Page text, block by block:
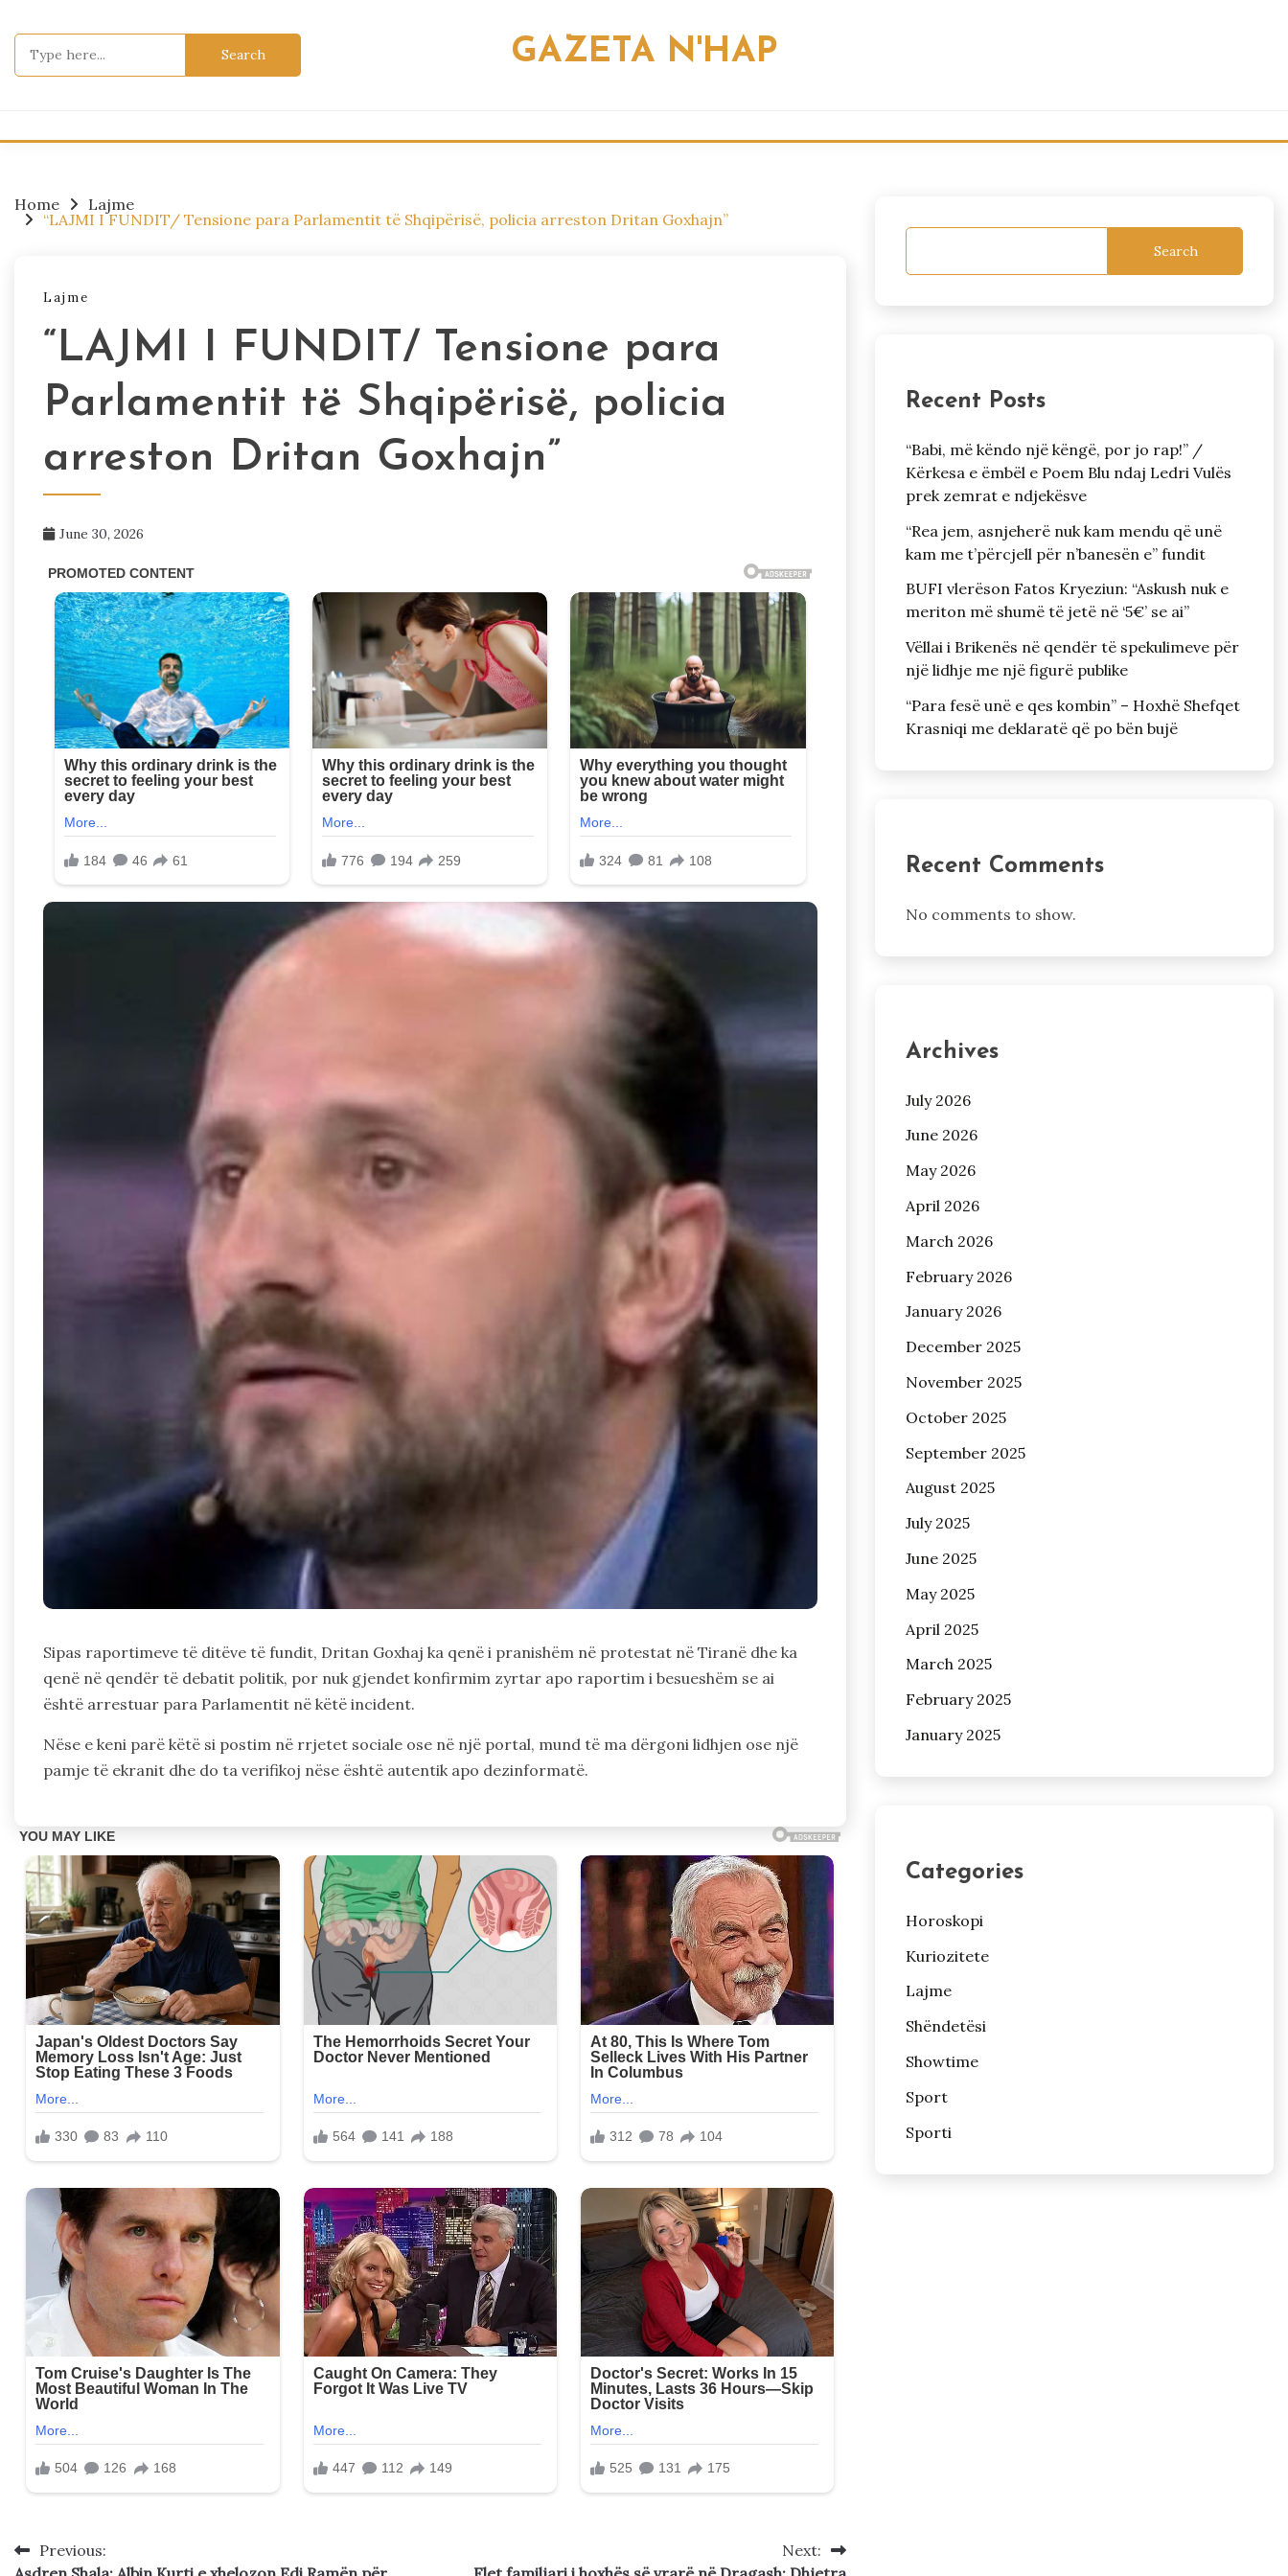
to
content
GAZETA N'HAP
Home
Lajme
“LAJMI I FUNDIT/ Tensione para Parlamentit të Shqipërisë, policia arreston Dritan Goxhajn”
Lajme
“LAJMI I FUNDIT/ Tensione para
Parlamentit të Shqipërisë, policia
arreston Dritan Goxhajn”
June 30, 2026
Sipas raportimeve të ditëve të fundit, Dritan Goxhaj ka qenë i pranishëm në protestat në Tiranë dhe ka
qenë në qendër të debatit politik, por nuk gjendet konfirmim zyrtar apo raportim i besueshëm se ai
është arrestuar para Parlamentit në këtë incident.
Nëse e keni parë këtë si postim në rrjetet sociale ose në një portal, mund të ma dërgoni lidhjen ose një
pamje të ekranit dhe do ta verifikoj nëse është autentik apo dezinformatë.
PostPrevious:
Next:
Search
Recent Posts
“Babi, më këndo një këngë, por jo rap!” /
Kërkesa e ëmbël e Poem Blu ndaj Ledri Vulës
prek zemrat e ndjekësve
“Rea jem, asnjeherë nuk kam mendu që unë
kam me t’përcjell për n’banesën e” fundit
BUFI vlerëson Fatos Kryeziun: “Askush nuk e
meriton më shumë të jetë në ‘5€’ se ai”
Vëllai i Brikenës në qendër të spekulimeve për
një lidhje me një figurë publike
“Para fesë unë e qes kombin” – Hoxhë Shefqet
Krasniqi me deklaratë që po bën bujë
Recent Comments
No comments to show.
Archives
July 2026
June 2026
May 2026
April 2026
March 2026
February 2026
January 2026
December 2025
November 2025
October 2025
September 2025
August 2025
July 2025
June 2025
May 2025
April 2025
March 2025
February 2025
January 2025
Categories
Horoskopi
Kuriozitete
Lajme
Shëndetësi
Showtime
Sport
Sporti